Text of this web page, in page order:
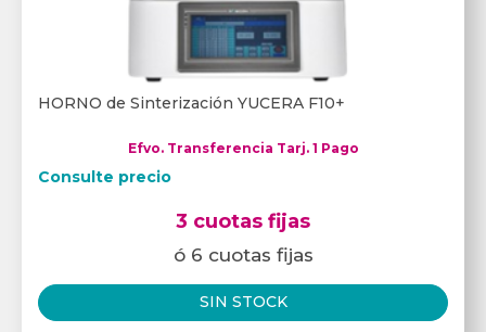
HORNO de Sinterización YUCERA F10+
Efvo. Transferencia Tarj. 1 Pago
Consulte precio
3 cuotas fijas
ó 6 cuotas fijas
SIN STOCK